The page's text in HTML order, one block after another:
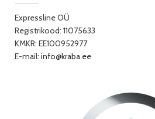
Expressline OÜ
Registrikood: 11075633
KMKR: EE100952977
E-mail: info@kraba.ee